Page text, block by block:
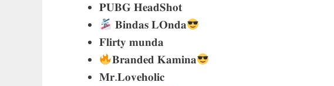
𝐏𝐔𝐁𝐆 𝐇𝐞𝐚𝐝𝐒𝐡𝐨𝐭
𝐁𝐢𝐧𝐝𝐚𝐬 𝐋𝐎𝐧𝐝𝐚
𝐅𝐥𝐢𝐫𝐭𝐲 𝐦𝐮𝐧𝐝𝐚
𝐁𝐫𝐚𝐧𝐝𝐞𝐝 𝐊𝐚𝐦𝐢𝐧𝐚
𝐌𝐫.𝐋𝐨𝐯𝐞𝐡𝐨𝐥𝐢𝐜